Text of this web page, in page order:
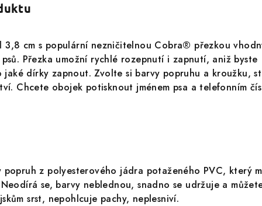
cm s populární nezničitelnou Cobra® přezkou
Přezka umožní rychlé rozepnutí i zapnutí, aniž byste
jaké dírky zapnout. Zvolte si barvy popruhu a kroužku,
Chcete obojek potisknout jménem psa a telefonním
z polyesterového jádra potaženého PVC, který
se, barvy neblednou, snadno se udržuje a
srst, nepohlcuje pachy, neplesniví.